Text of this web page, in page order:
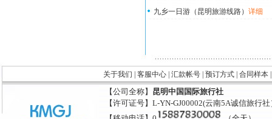
详细
九乡一日游（昆明旅游线路）
关于我们 客服中心| 汇款帐号| 预订方式| 合同样本
【公司全称】 昆明中国国际旅行社
【许可证号】L-YN-GJ00002(云南5A诚信旅行社